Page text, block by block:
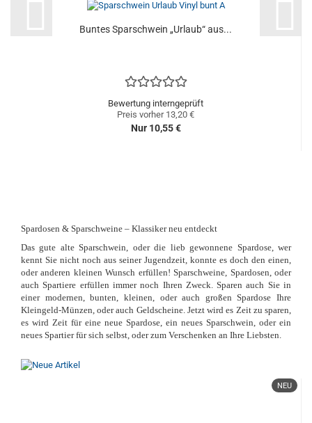
Buntes Sparschwein „Urlaub“ aus...
Bewertung interngeprüft
Preis vorher 13,20 €
Nur 10,55 €
Spardosen & Sparschweine – Klassiker neu entdeckt
Das gute alte Sparschwein, oder die lieb gewonnene Spardose, wer
kennt Sie nicht noch aus seiner Jugendzeit, konnte es doch den einen,
oder anderen kleinen Wunsch erfüllen! Sparschweine, Spardosen, oder
auch Spartiere erfüllen immer noch Ihren Zweck. Sparen auch Sie in
einer modernen, bunten, kleinen, oder auch großen Spardose Ihre
Kleingeld-Münzen, oder auch Geldscheine. Jetzt wird es Zeit zu sparen,
es wird Zeit für eine neue Spardose, ein neues Sparschwein, oder ein
neues Spartier für sich selbst, oder zum Verschenken an Ihre Liebsten.
NEU